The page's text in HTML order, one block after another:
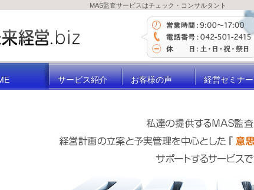
MAS監査サービスはチェック・コンサルタント
サービス紹介
サービス紹介 お客様の声
お客様の声 経営セミナー
経営セミナー